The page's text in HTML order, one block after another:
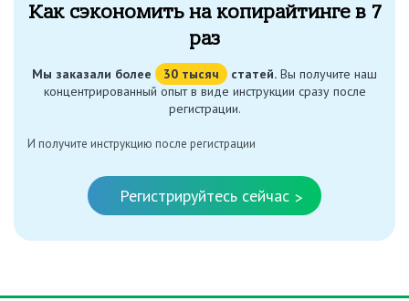
Как сэкономить на копирайтинге в 7
раз
Мы заказали более 30 тысяч статей. Вы получите наш
концентрированный опыт в виде инструкции сразу после
регистрации.
И получите инструкцию после регистрации
Регистрируйтесь сейчас >